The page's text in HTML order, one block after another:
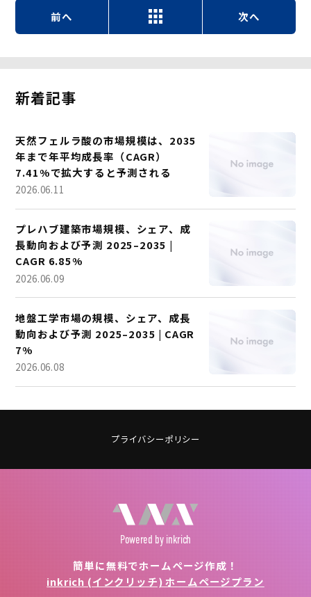
前へ 次へ
新着記事
天然フェルラ酸の市場規模は、2035
年まで年平均成長率（CAGR）
7.41%で拡大すると予測される
2026.06.11
プレハブ建築市場規模、シェア、成
長動向および予測 2025–2035 |
CAGR 6.85%
2026.06.09
地盤工学市場の規模、シェア、成長
動向および予測 2025–2035 | CAGR
7%
2026.06.08
プライバシーポリシー
Powered by inkrich
簡単に無料でホームページ作成！
inkrich (インクリッチ) ホームページプラン